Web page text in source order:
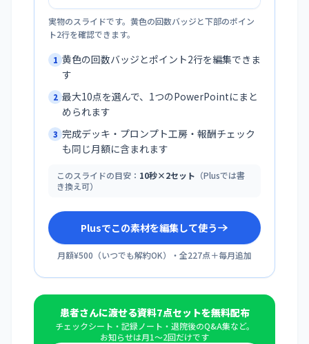
実物のスライドです。黄色の回数バッジと下部のポイン
ト2行を確認できます。
1 黄色の回数バッジとポイント2行を編集できま
す
2 最大10点を選んで、1つのPowerPointにまと
められます
3 完成デッキ・プロンプト工房・報酬チェック
も同じ月額に含まれます
このスライドの目安： 10秒×2セット （Plusでは書
き換え可）
Plusでこの素材を編集して使う
月額¥500 （いつでも解約OK）・全227点＋毎月追加
患者さんに渡せる資料7点セットを無料配布
チェックシート・記録ノート・退院後のQ&A集など。
お知らせは月1〜2回だけです